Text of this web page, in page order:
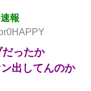
報
ったか
出してんのか